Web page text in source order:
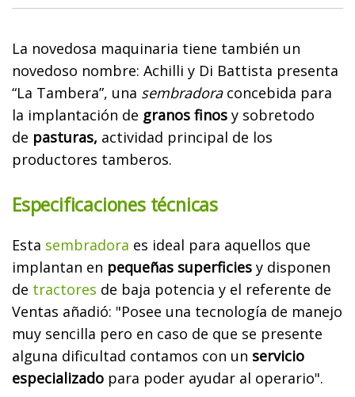
La novedosa maquinaria tiene también un
novedoso nombre: Achilli y Di Battista presenta
“La Tambera”, una sembradoraconcebida para
la implantación de granos finos y sobretodo
de pasturas, actividad principal de los
productores tamberos.
Especificaciones técnicas
Esta sembradora es ideal para aquellos que
implantan en pequeñas superficies y disponen
de tractores de baja potencia y el referente de
Ventas añadió: "Posee una tecnología de manejo
muy sencilla pero en caso de que se presente
alguna dificultad contamos con un servicio
especializado para poder ayudar al operario".